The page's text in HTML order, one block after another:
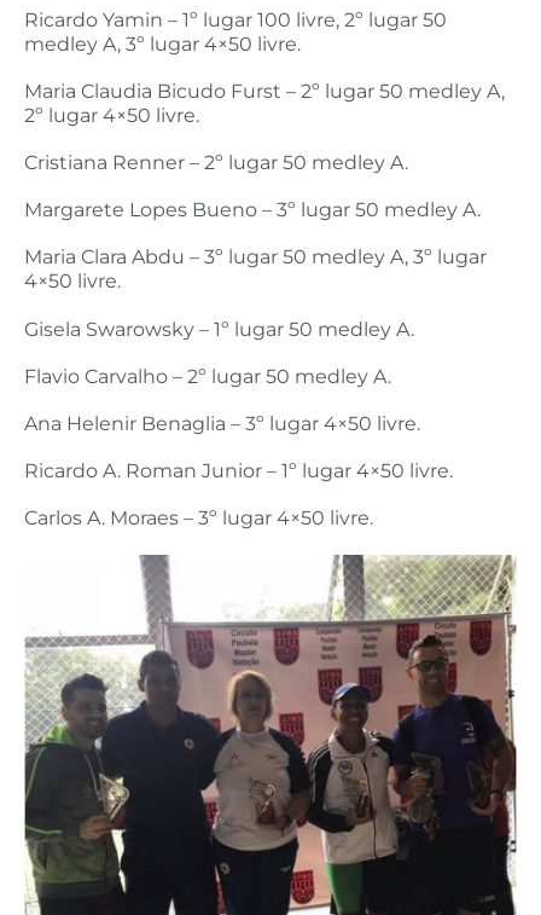
Ricardo Yamin – 1º lugar 100 livre, 2º lugar 50
medley A, 3º lugar 4×50 livre.
Maria Claudia Bicudo Furst – 2º lugar 50 medley A,
2º lugar 4×50 livre.
Cristiana Renner – 2º lugar 50 medley A.
Margarete Lopes Bueno – 3º lugar 50 medley A.
Maria Clara Abdu – 3º lugar 50 medley A, 3º lugar
4×50 livre.
Gisela Swarowsky – 1º lugar 50 medley A.
Flavio Carvalho – 2º lugar 50 medley A.
Ana Helenir Benaglia – 3º lugar 4×50 livre.
Ricardo A. Roman Junior – 1º lugar 4×50 livre.
Carlos A. Moraes – 3º lugar 4×50 livre.